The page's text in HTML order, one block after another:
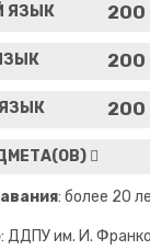
ЯЗЫК 200
200
200
: более 20
: ДДПУ им. И.